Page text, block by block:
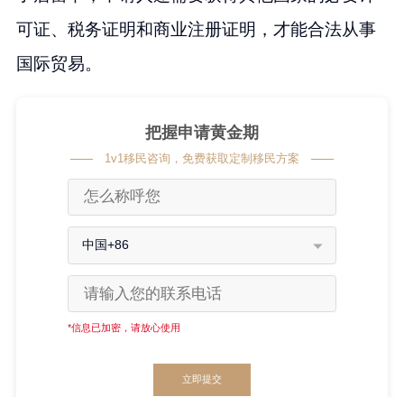
可证、税务证明和商业注册证明，才能合法从事
国际贸易。
把握申请黄金期
1v1移民咨询，免费获取定制移民方案
中国+86
*信息已加密，请放心使用
立即提交